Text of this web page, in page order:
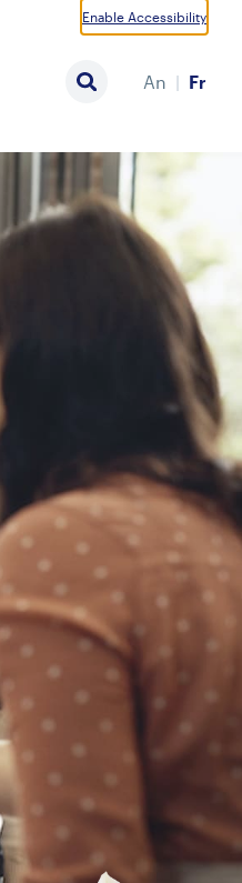
Enable Accessibility
An Fr